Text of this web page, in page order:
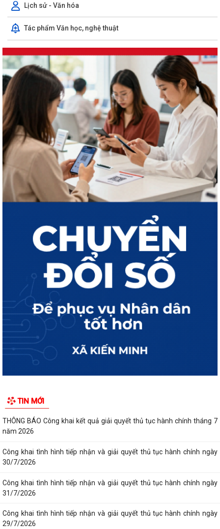
Lịch sử - Văn hóa
Tác phẩm Văn học, nghệ thuật
TIN MỚI
THÔNG BÁO Công khai kết quả giải quyết thủ tục hành chính tháng 7
năm 2026
Công khai tình hình tiếp nhận và giải quyết thủ tục hành chính ngày
30/7/2026
Công khai tình hình tiếp nhận và giải quyết thủ tục hành chính ngày
31/7/2026
Công khai tình hình tiếp nhận và giải quyết thủ tục hành chính ngày
29/7/2026